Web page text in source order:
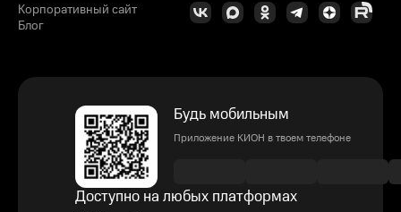
Корпоративный сайт
Блог
Будь мобильным
Приложение КИОН в твоем телефоне
Доступно на любых платформах